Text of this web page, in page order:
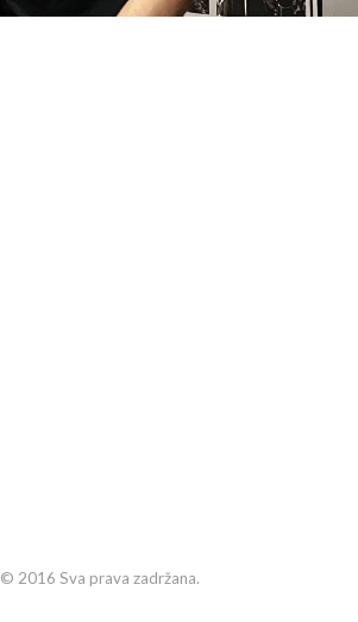
© 2016 Sva prava zadržana.